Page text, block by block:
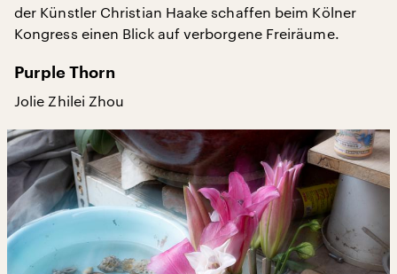
der Künstler Christian Haake schaffen beim Kölner
Kongress einen Blick auf verborgene Freiräume.
Purple Thorn
Jolie Zhilei Zhou